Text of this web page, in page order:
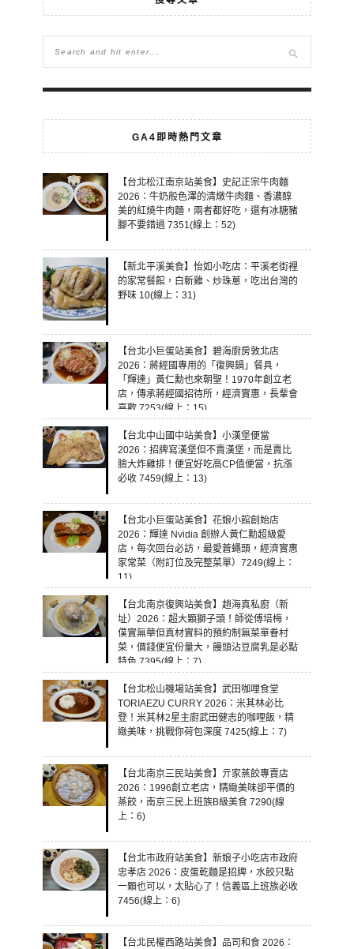
GA4即時熱門文章
【台北松江南京站美食】史記正宗牛肉麵
2026：牛奶般色澤的清燉牛肉麵、香濃醇
美的紅燒牛肉麵，兩者都好吃，還有冰糖豬
腳不要錯過 7351(線上：52)
【新北平溪美食】怡如小吃店：平溪老街裡
的家常餐館，白斬雞、炒珠蔥，吃出台灣的
野味 10(線上：31)
【台北小巨蛋站美食】碧海廚房敦北店
2026：蔣經國專用的「復興鍋」餐具，
「輝達」黃仁勳也來朝聖！1970年創立老
店，傳承蔣經國招待所，經濟實惠，長輩會
喜歡 7253(線上：15)
【台北中山國中站美食】小漢堡便當
2026：招牌寫漢堡但不賣漢堡，而是賣比
臉大炸雞排！便宜好吃高CP值便當，抗漲
必收 7459(線上：13)
【台北小巨蛋站美食】花娘小館創始店
2026：輝達 Nvidia 創辦人黃仁勳超級愛
店，每次回台必訪，最愛蒼蠅頭，經濟實惠
家常菜（附訂位及完整菜單）7249(線上：
11)
【台北南京復興站美食】趙海真私廚（新
址）2026：超大顆獅子頭！師從傅培梅，
僕實無華但真材實料的預約制無菜單眷村
菜，價錢便宜份量大，饅頭沾豆腐乳是必點
特色 7395(線上：7)
【台北松山機場站美食】武田咖哩食堂
TORIAEZU CURRY 2026：米其林必比
登！米其林2星主廚武田健志的咖哩飯，精
緻美味，挑戰你荷包深度 7425(線上：7)
【台北南京三民站美食】亓家蒸餃專賣店
2026：1996創立老店，精緻美味卻平價的
蒸餃，南京三民上班族B級美食 7290(線
上：6)
【台北市政府站美食】新娘子小吃店市政府
忠孝店 2026：皮蛋乾麵是招牌，水餃只點
一顆也可以，太貼心了！信義區上班族必收
7456(線上：6)
【台北民權西路站美食】品司和食 2026：